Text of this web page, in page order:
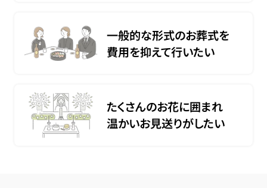
一般的な形式のお葬式を
費用を抑えて行いたい
たくさんのお花に囲まれ
温かいお見送りがしたい